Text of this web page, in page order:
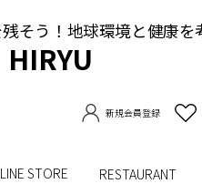
そう！地球環境と健康を
HIRYU
新規会員登録
STORE RESTAURANT